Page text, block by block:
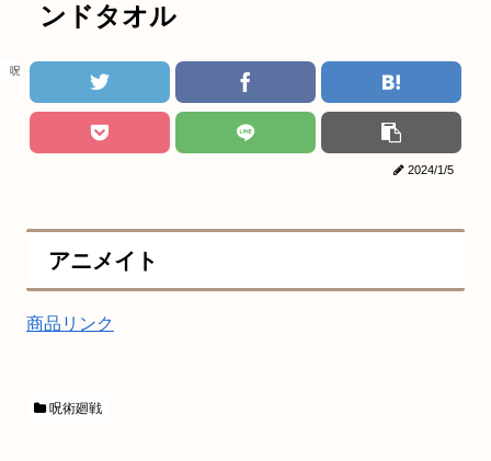
ンドタオル
呪術廻戦
2024/1/5
アニメイト
商品リンク
呪術廻戦